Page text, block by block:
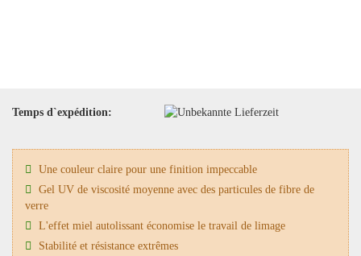
Temps d`expédition:
Une couleur claire pour une finition impeccable
Gel UV de viscosité moyenne avec des particules de fibre de
verre
L'effet miel autolissant économise le travail de limage
Stabilité et résistance extrêmes